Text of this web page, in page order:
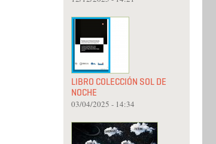
LIBRO COLECCIÓN SOL DE
NOCHE
03/04/2025 - 14:34